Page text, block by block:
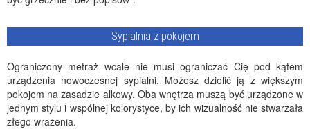
Sypialnia z pokojem
Ograniczony metraż wcale nie musi ograniczać Cię pod kątem
urządzenia nowoczesnej sypialni. Możesz dzielić ją z większym
pokojem na zasadzie alkowy. Oba wnętrza muszą być urządzone w
jednym stylu i wspólnej kolorystyce, by ich wizualność nie stwarzała
złego wrażenia.